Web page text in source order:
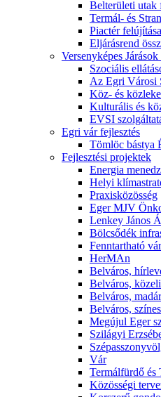
Belterületi utak
Termál- és
Piactér
Eljárásrend
Versenyképes
Szociális
Az Egri Városi
Köz- és
Kulturális és
EVSI
Egri vár fejlesztés
Tömlöc bástya
Fejlesztési projektek
Energia
Helyi
Praxisközösség
Eger MJV
Lenkey János
Bölcsődék
Fenntartható
HerMAn
Belváros,
Belváros,
Belváros,
Belváros,
Megújul Eger
Szilágyi
Vár
Termálfürdő és
Közösségi